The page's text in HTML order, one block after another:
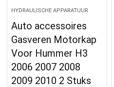
HYDRAULISCHE APPARATUUR
Auto accessoires
Gasveren Motorkap
Voor Hummer H3
2006 2007 2008
2009 2010 2 Stuks